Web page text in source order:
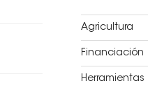
Agricultura
Financiación
Herramientas